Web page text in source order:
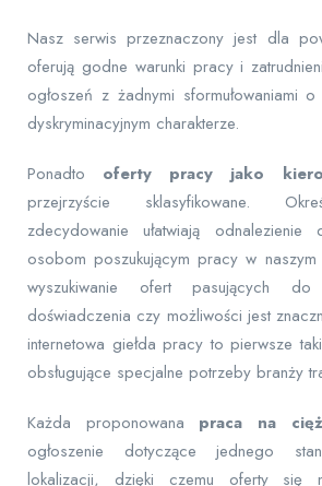
Nasz serwis przeznaczony jest dla
oferują godne warunki pracy i
ogłoszeń z żadnymi sformułowaniami
dyskryminacyjnym charakterze.
Ponadto oferty pracy jako
przejrzyście sklasyfikowane.
zdecydowanie ułatwiają odnalezienie
osobom poszukującym pracy w naszym
wyszukiwanie ofert pasujących do
doświadczenia czy możliwości jest
internetowa giełda pracy to pierwsze
obsługujące specjalne potrzeby branży
Każda proponowana praca na
ogłoszenie dotyczące jednego
lokalizacji, dzięki czemu oferty się